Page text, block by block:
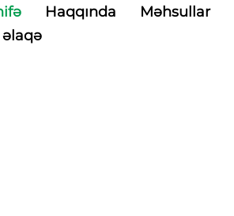
Haqqında Məhsullar